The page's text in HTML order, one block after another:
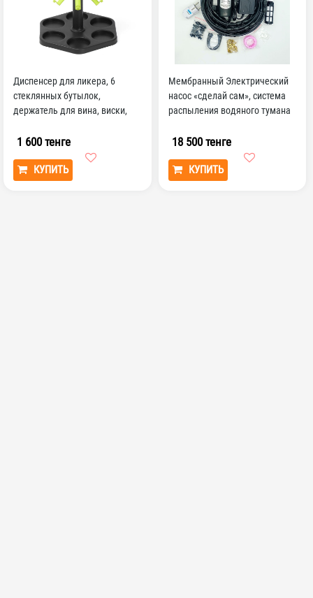
Диспенсер для ликера, 6
стеклянных бутылок,
держатель для вина, виски,
1 600 тенге
КУПИТЬ
Мембранный Электрический
насос «сделай сам», система
распыления водяного тумана
18 500 тенге
КУПИТЬ